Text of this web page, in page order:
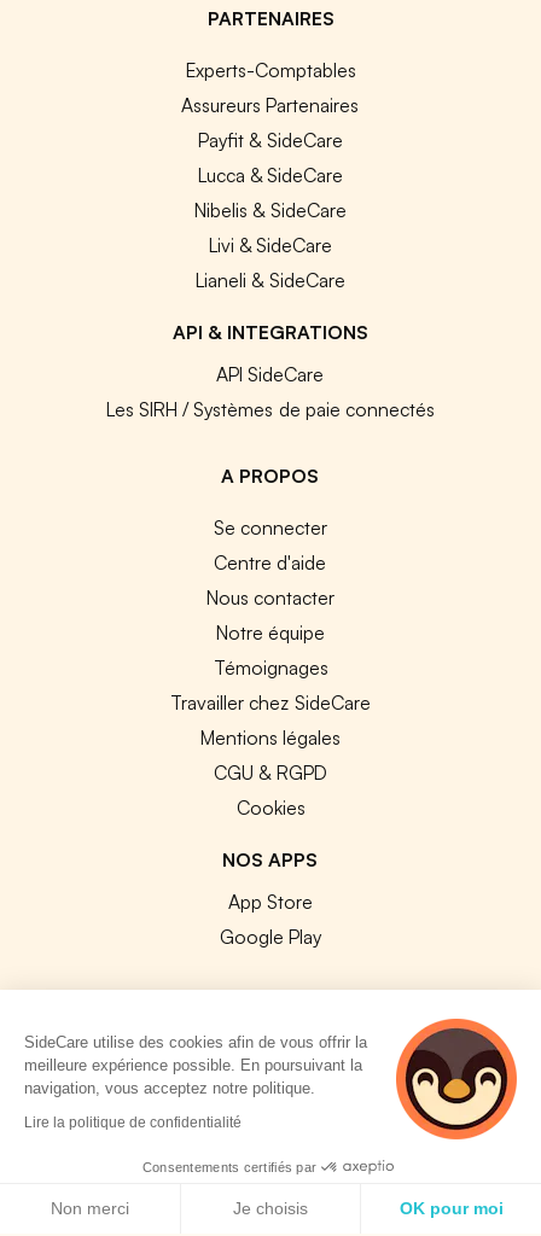
PARTENAIRES
Experts-Comptables
Assureurs Partenaires
Payfit & SideCare
Lucca & SideCare
Nibelis & SideCare
Livi & SideCare
Lianeli & SideCare
API & INTEGRATIONS
API SideCare
Les SIRH / Systèmes de paie connectés
A PROPOS
Se connecter
Centre d'aide
Nous contacter
Notre équipe
Témoignages
Travailler chez SideCare
Mentions légales
CGU & RGPD
Cookies
NOS APPS
App Store
Google Play
© 2026 SideCare. Tous droits réservés.
SideCare utilise des cookies afin de vous offrir la
meilleure expérience possible. En poursuivant la
navigation, vous acceptez notre politique.
Lire la politique de confidentialité
Consentements certifiés par
Non merci Je choisis OK pour moi
5 personnes
consultent
actuellement cette